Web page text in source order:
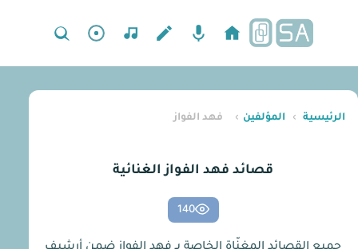
الرئيسية › المؤلفين › فهد الفواز
قصائد فهد الفواز الغنائية
140